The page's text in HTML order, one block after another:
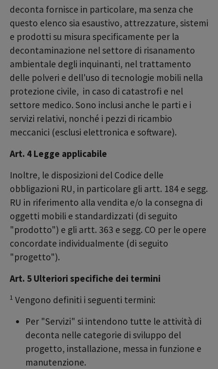
deconta fornisce in particolare, ma senza che
questo elenco sia esaustivo, attrezzature, sistemi
e prodotti su misura specificamente per la
decontaminazione nel settore di risanamento
ambientale degli inquinanti, nel trattamento
delle polveri e dell'uso di tecnologie mobili nella
protezione civile, in caso di catastrofi e nel
settore medico. Sono inclusi anche le parti e i
servizi relativi, nonché i pezzi di ricambio
meccanici (esclusi elettronica e software).
Art. 4 Legge applicabile
Inoltre, le disposizioni del Codice delle
obbligazioni RU, in particolare gli artt. 184 e segg.
RU in riferimento alla vendita e/o la consegna di
oggetti mobili e standardizzati (di seguito
"prodotto") e gli artt. 363 e segg. CO per le opere
concordate individualmente (di seguito
"progetto").
Art. 5 Ulteriori specifiche dei termini
1 Vengono definiti i seguenti termini:
Per "Servizi" si intendono tutte le attività di
deconta nelle categorie di sviluppo del
progetto, installazione, messa in funzione e
manutenzione.